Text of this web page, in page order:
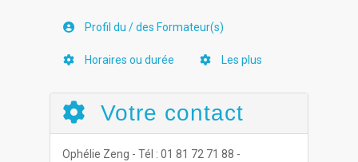
Profil du / des Formateur(s)
Horaires ou durée Les plus
Votre contact
Ophélie Zeng - Tél : 01 81 72 71 88 -